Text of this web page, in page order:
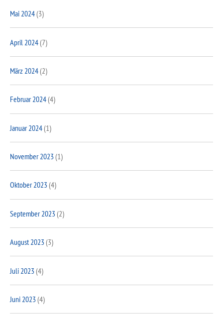
Mai 2024(3)
April 2024(7)
März 2024(2)
Februar 2024(4)
Januar 2024(1)
November 2023(1)
Oktober 2023(4)
September 2023(2)
August 2023(3)
Juli 2023(4)
Juni 2023(4)